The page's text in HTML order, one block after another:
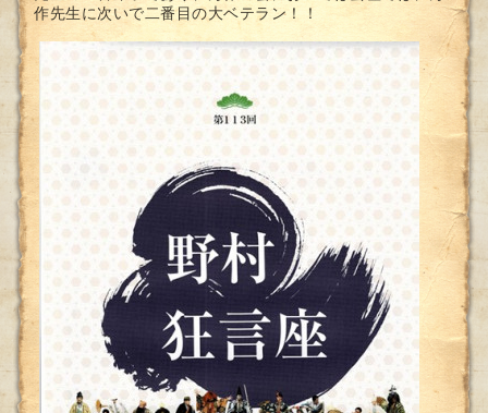
作先生に次いで二番目の大ベテラン！！